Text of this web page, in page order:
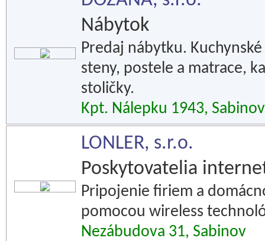
Nábytok
Predaj nábytku.
steny, postele a matrace,
stoličky.
Kpt. Nálepku 1943, Sabinov
LONLER, s.r.o.
Poskytovatelia
Pripojenie firiem a
pomocou wireless
Nezábudova 31, Sabinov